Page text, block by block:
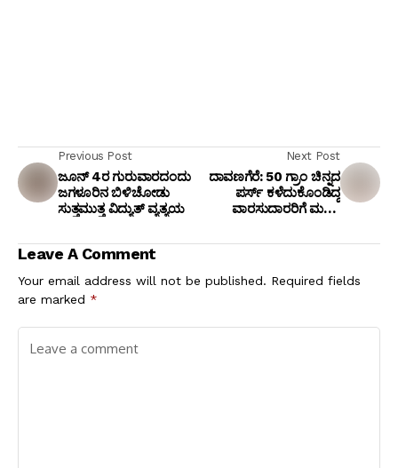
Previous Post
ಜೂನ್ 4ರ ಗುರುವಾರದಂದು
ಜಗಳೂರಿನ ಬಿಳಿಚೋಡು
ಸುತ್ತಮುತ್ತ ವಿದ್ಯುತ್ ವ್ಯತ್ಯಯ
Next Post
ದಾವಣಗೆರೆ: 50 ಗ್ರಾಂ ಚಿನ್ನದ
ಪರ್ಸ್ ಕಳೆದುಕೊಂಡಿದ್ದ
ವಾರಸುದಾರರಿಗೆ ಮರಳಿ
ಪೊಲೀಸರು!
Leave A Comment
Your email address will not be published. Required fields
are marked *